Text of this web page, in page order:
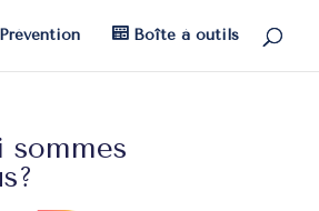
Prévention Boîte à outils
sommes